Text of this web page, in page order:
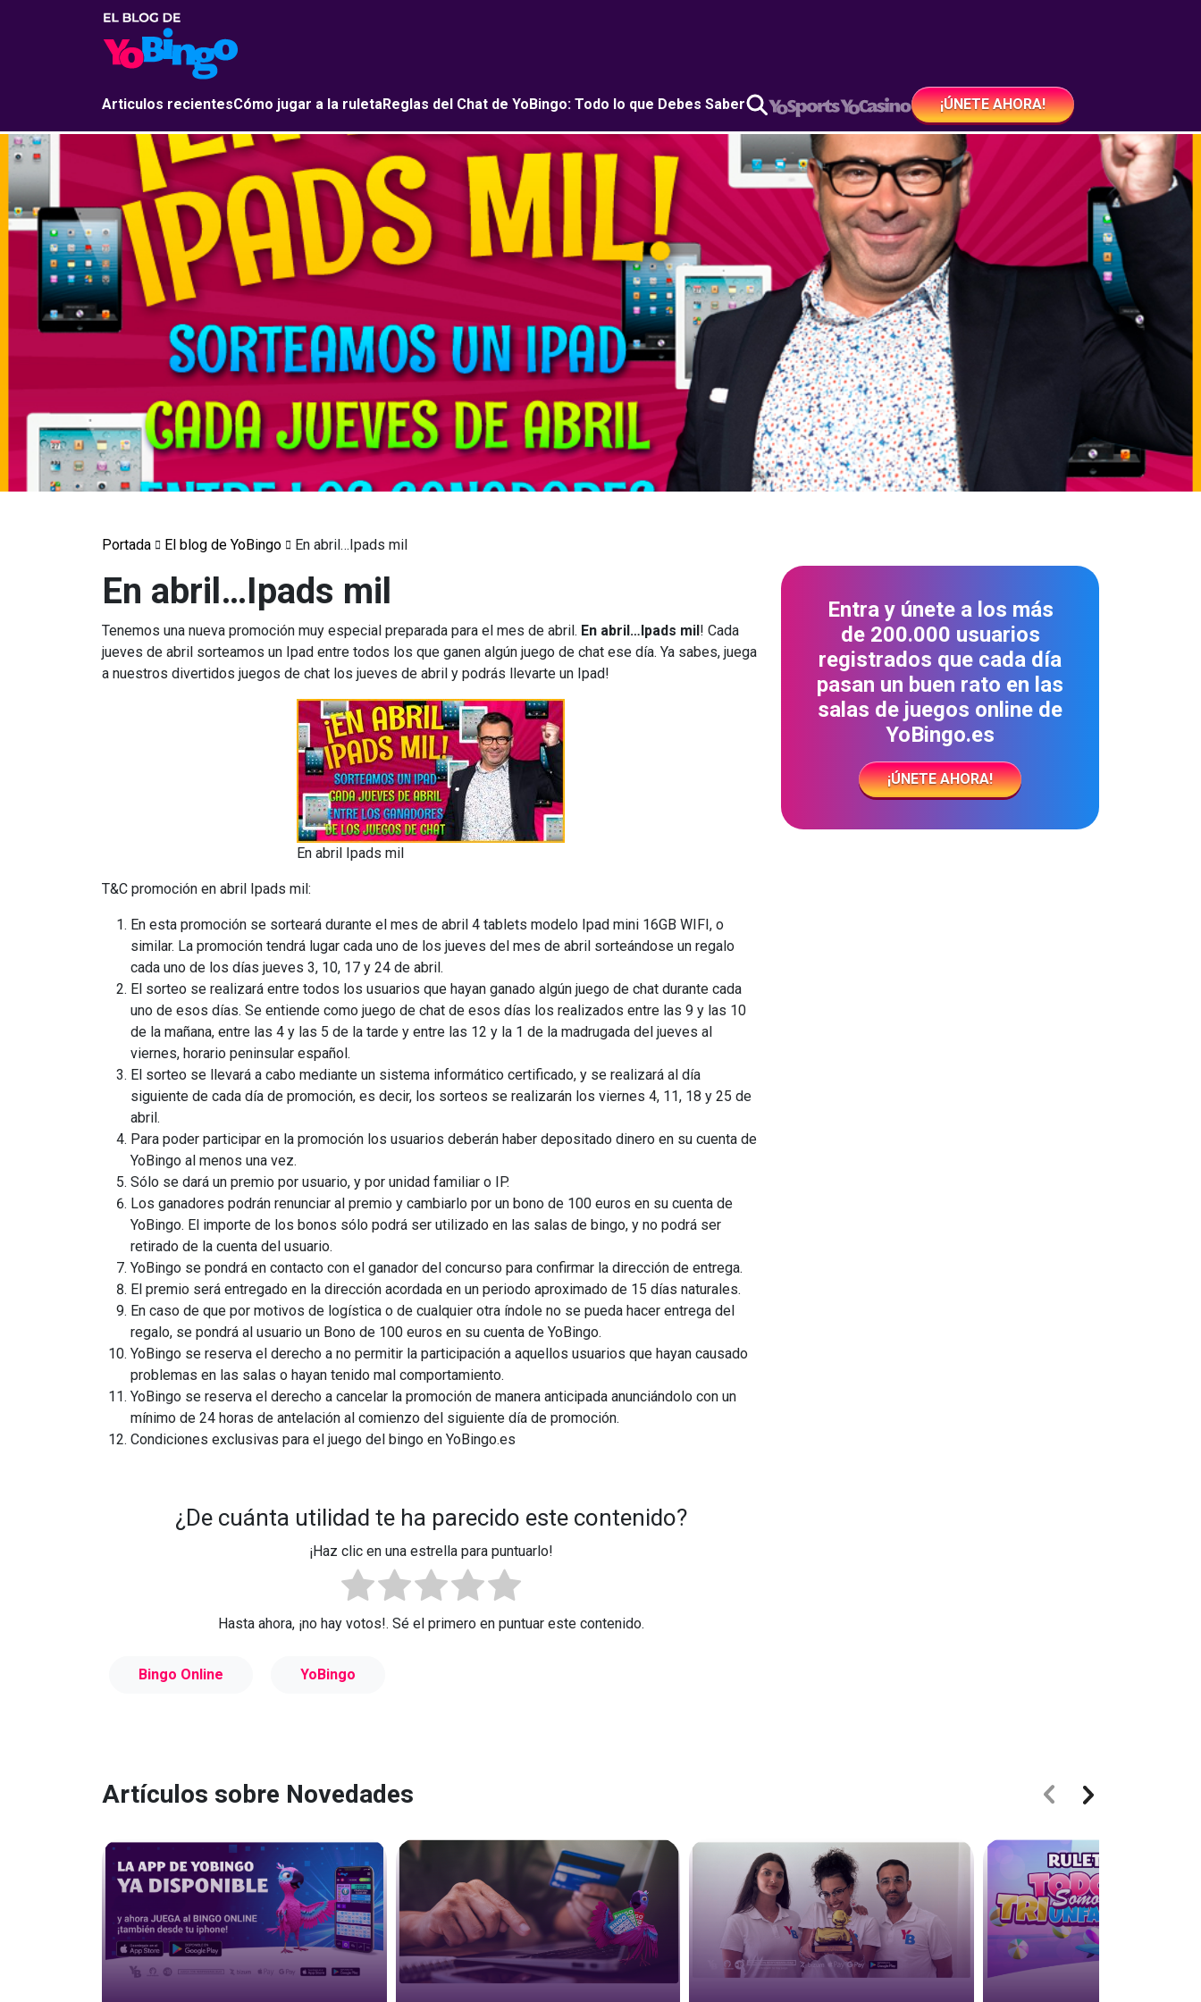
Articulos recientesCómo jugar a la ruletaReglas del Chat de YoBingo: Todo lo que Debes Saber ¡ÚNETE AHORA!
Portada El blog de YoBingo En abril…Ipads mil
En abril…Ipads mil
Tenemos una nueva promoción muy especial preparada para el mes de abril. En abril…Ipads mil! Cada
jueves de abril sorteamos un Ipad entre todos los que ganen algún juego de chat ese día. Ya sabes, juega
a nuestros divertidos juegos de chat los jueves de abril y podrás llevarte un Ipad!
En abril Ipads mil
T&C promoción en abril Ipads mil:
En esta promoción se sorteará durante el mes de abril 4 tablets modelo Ipad mini 16GB WIFI, o
similar. La promoción tendrá lugar cada uno de los jueves del mes de abril sorteándose un regalo
cada uno de los días jueves 3, 10, 17 y 24 de abril.
El sorteo se realizará entre todos los usuarios que hayan ganado algún juego de chat durante cada
uno de esos días. Se entiende como juego de chat de esos días los realizados entre las 9 y las 10
de la mañana, entre las 4 y las 5 de la tarde y entre las 12 y la 1 de la madrugada del jueves al
viernes, horario peninsular español.
El sorteo se llevará a cabo mediante un sistema informático certificado, y se realizará al día
siguiente de cada día de promoción, es decir, los sorteos se realizarán los viernes 4, 11, 18 y 25 de
abril.
Para poder participar en la promoción los usuarios deberán haber depositado dinero en su cuenta de
YoBingo al menos una vez.
Sólo se dará un premio por usuario, y por unidad familiar o IP.
Los ganadores podrán renunciar al premio y cambiarlo por un bono de 100 euros en su cuenta de
YoBingo. El importe de los bonos sólo podrá ser utilizado en las salas de bingo, y no podrá ser
retirado de la cuenta del usuario.
YoBingo se pondrá en contacto con el ganador del concurso para confirmar la dirección de entrega.
El premio será entregado en la dirección acordada en un periodo aproximado de 15 días naturales.
En caso de que por motivos de logística o de cualquier otra índole no se pueda hacer entrega del
regalo, se pondrá al usuario un Bono de 100 euros en su cuenta de YoBingo.
YoBingo se reserva el derecho a no permitir la participación a aquellos usuarios que hayan causado
problemas en las salas o hayan tenido mal comportamiento.
YoBingo se reserva el derecho a cancelar la promoción de manera anticipada anunciándolo con un
mínimo de 24 horas de antelación al comienzo del siguiente día de promoción.
Condiciones exclusivas para el juego del bingo en YoBingo.es
¿De cuánta utilidad te ha parecido este contenido?
¡Haz clic en una estrella para puntuarlo!
Hasta ahora, ¡no hay votos!. Sé el primero en puntuar este contenido.
Bingo Online YoBingo
Entra y únete a los más
de 200.000 usuarios
registrados que cada día
pasan un buen rato en las
salas de juegos online de
YoBingo.es
¡ÚNETE AHORA!
Artículos sobre Novedades